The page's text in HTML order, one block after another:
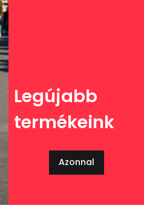
Legújabb
termékeink
Azonnal